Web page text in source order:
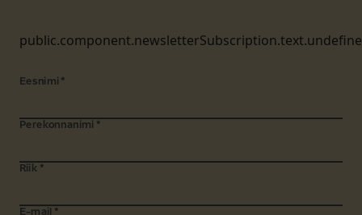
Eesnimi *
Perekonnanimi *
Riik *
E-mail *